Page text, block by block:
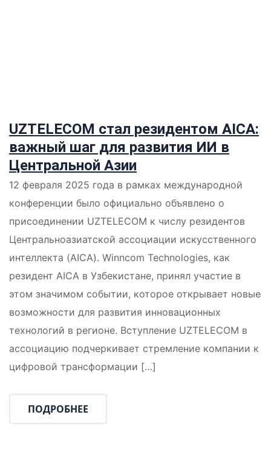
UZTELECOM стал резидентом AICA:
важный шаг для развития ИИ в
Центральной Азии
12 февраля 2025 года в рамках международной
конференции было официально объявлено о
присоединении UZTELECOM к числу резидентов
Центральноазиатской ассоциации искусственного
интеллекта (AICA). Winncom Technologies, как
резидент AICA в Узбекистане, принял участие в
этом значимом событии, которое открывает новые
возможности для развития инновационных
технологий в регионе. Вступление UZTELECOM в
ассоциацию подчеркивает стремление компании к
цифровой трансформации […]
ПОДРОБНЕЕ